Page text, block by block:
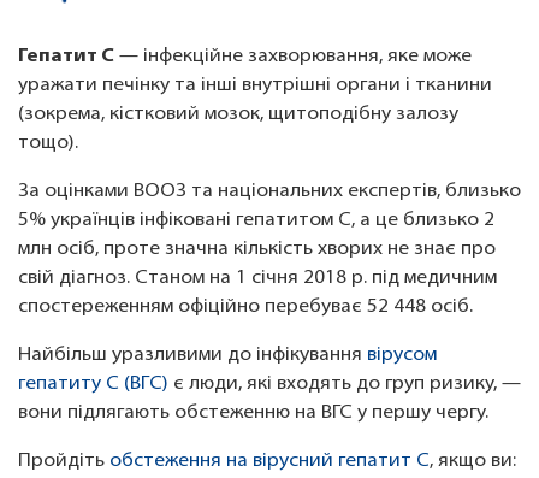
Гепатит C — інфекційне захворювання, яке може
уражати печінку та інші внутрішні органи і тканини
(зокрема, кістковий мозок, щитоподібну залозу
тощо).
За оцінками ВООЗ та національних експертів, близько
5% українців інфіковані гепатитом С, а це близько 2
млн осіб, проте значна кількість хворих не знає про
свій діагноз. Станом на 1 січня 2018 р. під медичним
спостереженням офіційно перебуває 52 448 осіб.
Найбільш уразливими до інфікування вірусом
гепатиту С (ВГC) є люди, які входять до груп ризику, —
вони підлягають обстеженню на ВГС у першу чергу.
Пройдіть обстеження на вірусний гепатит С, якщо ви: